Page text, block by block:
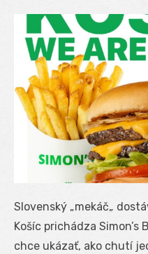
Slovenský „mekáč„
Košíc prichádza Simon’s
chce ukázať, ako chutí